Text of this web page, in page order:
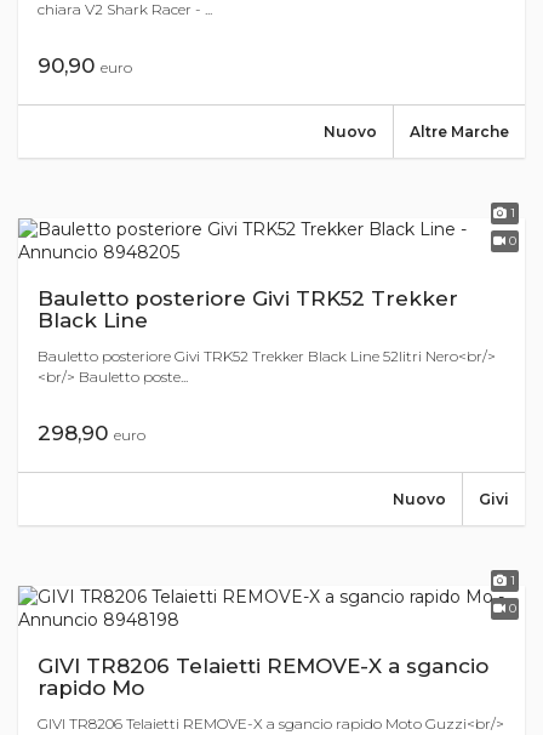
chiara V2 Shark Racer - ...
90,90 euro
Altre Marche
Nuovo
1
0
Bauletto posteriore Givi TRK52 Trekker
Black Line
Bauletto posteriore Givi TRK52 Trekker Black Line 52litri Nero<br/>
<br/> Bauletto poste...
298,90 euro
Givi
Nuovo
1
0
GIVI TR8206 Telaietti REMOVE-X a sgancio
rapido Mo
GIVI TR8206 Telaietti REMOVE-X a sgancio rapido Moto Guzzi<br/>